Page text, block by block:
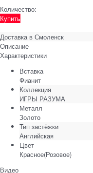
Количество:
Купить
Доставка в Смоленск
Описание
Характеристики
Вставка
Фианит
Коллекция
ИГРЫ РАЗУМА
Металл
Золото
Тип застёжки
Английская
Цвет
Красное(Розовое)
Видео